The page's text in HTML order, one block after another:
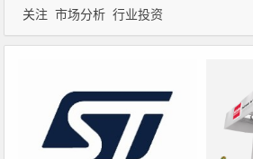
关注 市场分析 行业投资